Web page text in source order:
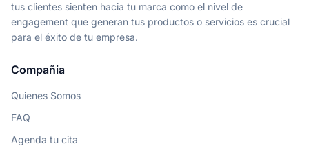
tus clientes sienten hacia tu marca como el nivel de
engagement que generan tus productos o servicios es crucial
para el éxito de tu empresa.
Compañia
Quienes Somos
FAQ
Agenda tu cita